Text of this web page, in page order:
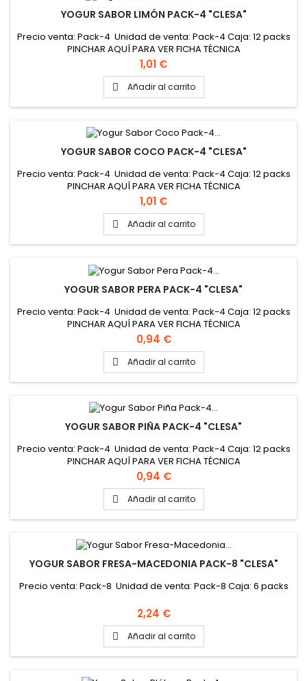
YOGUR SABOR LIMÓN PACK-4 "CLESA"
Precio venta: Pack-4 Unidad de venta: Pack-4 Caja: 12 packs
PINCHAR AQUÍ PARA VER FICHA TÉCNICA
Precio
1,01 €
 Añadir al carrito
YOGUR SABOR COCO PACK-4 "CLESA"
Precio venta: Pack-4 Unidad de venta: Pack-4 Caja: 12 packs
PINCHAR AQUÍ PARA VER FICHA TÉCNICA
Precio
1,01 €
 Añadir al carrito
YOGUR SABOR PERA PACK-4 "CLESA"
Precio venta: Pack-4 Unidad de venta: Pack-4 Caja: 12 packs
PINCHAR AQUÍ PARA VER FICHA TÉCNICA
Precio
0,94 €
 Añadir al carrito
YOGUR SABOR PIÑA PACK-4 "CLESA"
Precio venta: Pack-4 Unidad de venta: Pack-4 Caja: 12 packs
PINCHAR AQUÍ PARA VER FICHA TÉCNICA
Precio
0,94 €
 Añadir al carrito
YOGUR SABOR FRESA-MACEDONIA PACK-8 "CLESA"
Precio venta: Pack-8 Unidad de venta: Pack-8 Caja: 6 packs
Precio
2,24 €
 Añadir al carrito